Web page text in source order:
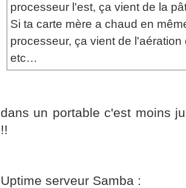
processeur l'est, ça vient de la
Si ta carte mère a chaud en
processeur, ça vient de l'aération
etc…
dans un portable c'est moins
!!
Uptime serveur Samba :